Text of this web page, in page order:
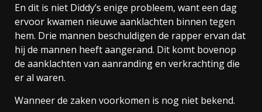
En dit is niet Diddy’s enige probleem, want een dag
ervoor kwamen nieuwe aanklachten binnen tegen
hem. Drie mannen beschuldigen de rapper ervan dat
hij de mannen heeft aangerand. Dit komt bovenop
de aanklachten van aanranding en verkrachting die
er al waren.
Wanneer de zaken voorkomen is nog niet bekend.